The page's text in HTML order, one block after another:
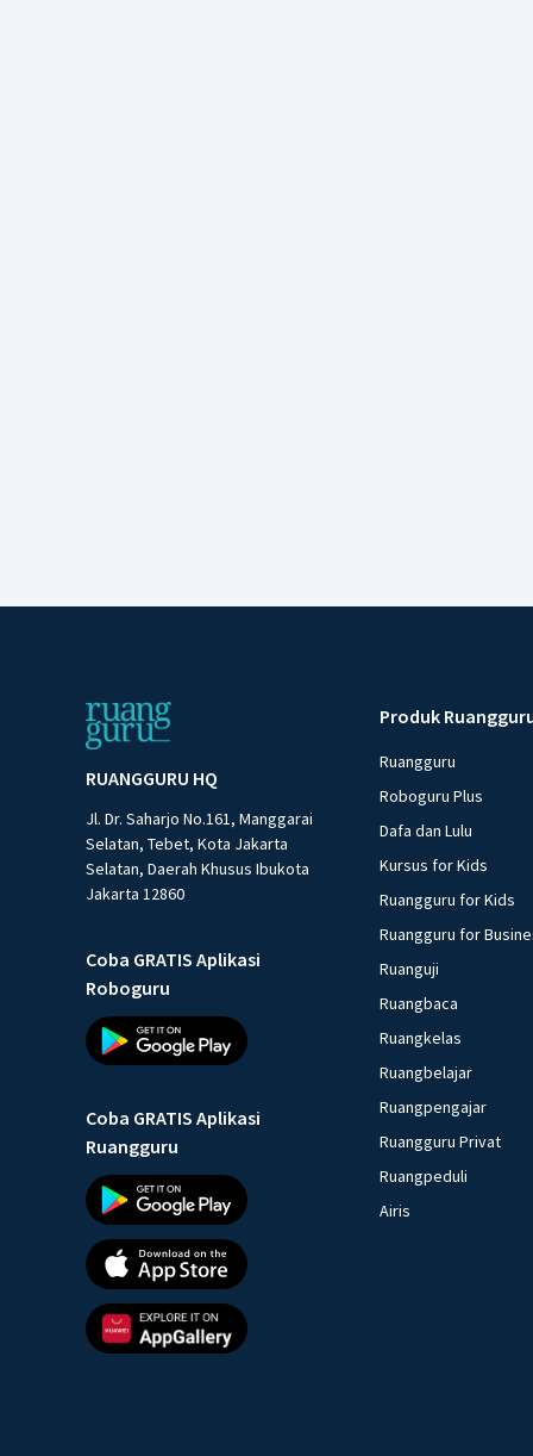
RUANGGURU HQ
Jl. Dr. Saharjo No.161, Manggarai
Selatan, Tebet, Kota Jakarta
Selatan, Daerah Khusus Ibukota
Jakarta 12860
Coba GRATIS Aplikasi
Roboguru
Coba GRATIS Aplikasi
Ruangguru
Produk
Ruangguru
Roboguru Plus
Dafa dan Lulu
Kursus for Kids
Ruangguru for Kids
Ruangguru for
Ruanguji
Ruangbaca
Ruangkelas
Ruangbelajar
Ruangpengajar
Ruangguru Privat
Ruangpeduli
Airis